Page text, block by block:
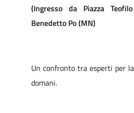
(Ingresso da Piazza
Benedetto Po (MN)
Un confronto tra esperti per
domani.